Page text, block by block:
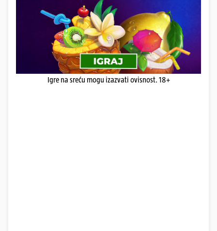
Igre na sreću mogu izazvati ovisnost. 18+